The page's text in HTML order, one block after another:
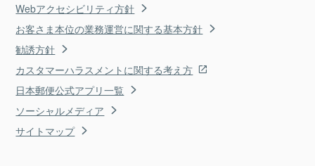
Webアクセシビリティ方針
お客さま本位の業務運営に関する基本方針
勧誘方針
カスタマーハラスメントに関する考え方
日本郵便公式アプリ一覧
ソーシャルメディア
サイトマップ